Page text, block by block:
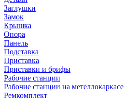
Заглушки
Замок
Крышка
Опора
Панель
Подставка
Приставка
Приставки и брифы
Рабочие станции
Рабочие станции на метеллокаркасе
Ремкомплект